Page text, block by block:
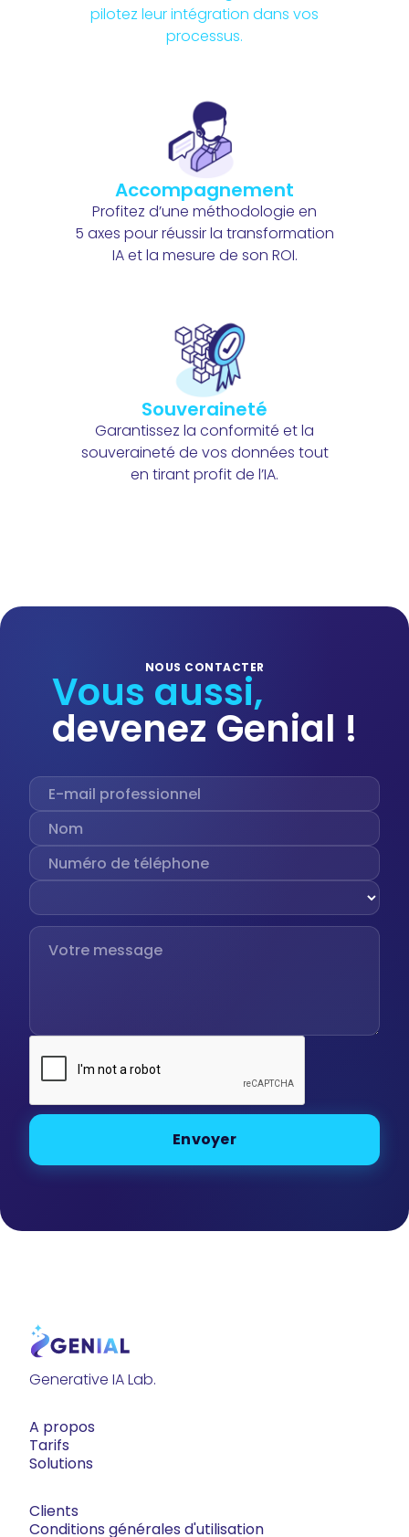
pilotez leur intégration dans vos
processus.
Accompagnement
Profitez d’une méthodologie en
5 axes pour réussir la transformation
IA et la mesure de son ROI.
Souveraineté
Garantissez la conformité et la
souveraineté de vos données tout
en tirant profit de l’IA.
NOUS CONTACTER
Vous aussi,
devenez Genial !
Generative IA Lab.
A propos
Tarifs
Solutions
Clients
Conditions générales d'utilisation